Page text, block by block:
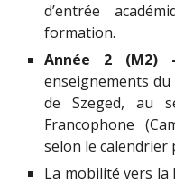
d’entrée
formation.
Année 2 (M2)
enseignements du
de Szeged, au
Francophone
selon le calendrier
La mobilité vers